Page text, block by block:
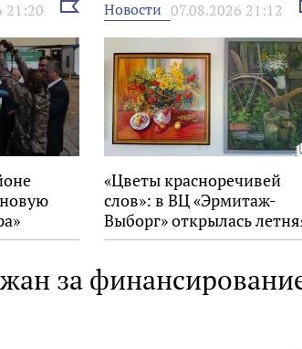
21:20
Выбрать
новость
Новости 07.08.2026 21:12
«Цветы красноречивей
слов»: в ВЦ «Эрмитаж-
Выборг» открылась
выставка
за